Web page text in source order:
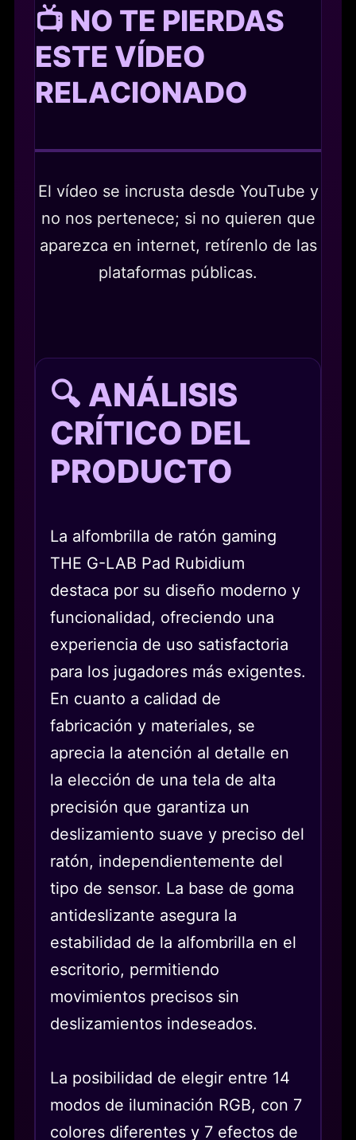
📺 NO TE PIERDAS
ESTE VÍDEO
RELACIONADO
El vídeo se incrusta desde YouTube y
no nos pertenece; si no quieren que
aparezca en internet, retírenlo de las
plataformas públicas.
🔍 ANÁLISIS
CRÍTICO DEL
PRODUCTO
La alfombrilla de ratón gaming
THE G-LAB Pad Rubidium
destaca por su diseño moderno y
funcionalidad, ofreciendo una
experiencia de uso satisfactoria
para los jugadores más exigentes.
En cuanto a calidad de
fabricación y materiales, se
aprecia la atención al detalle en
la elección de una tela de alta
precisión que garantiza un
deslizamiento suave y preciso del
ratón, independientemente del
tipo de sensor. La base de goma
antideslizante asegura la
estabilidad de la alfombrilla en el
escritorio, permitiendo
movimientos precisos sin
deslizamientos indeseados.
La posibilidad de elegir entre 14
modos de iluminación RGB, con 7
colores diferentes y 7 efectos de